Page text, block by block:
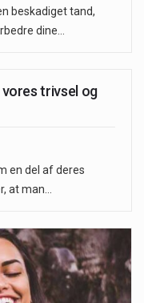
beskadiget tand,
dine…
trivsel og
en del af deres
at man…